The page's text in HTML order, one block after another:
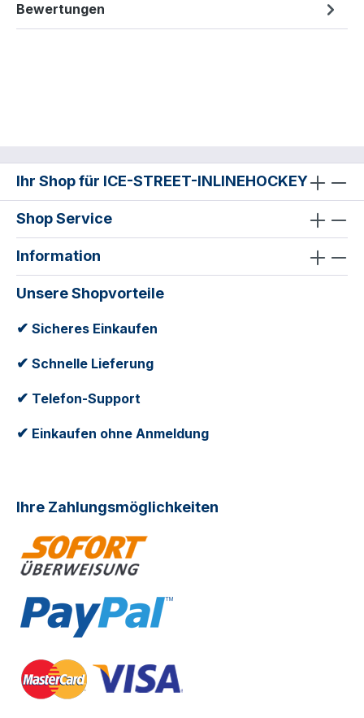
Bewertungen
Ihr Shop für ICE-STREET-INLINEHOCKEY
Shop Service
Information
Unsere Shopvorteile
✔ Sicheres Einkaufen
✔ Schnelle Lieferung
✔ Telefon-Support
✔ Einkaufen ohne Anmeldung
Ihre Zahlungsmöglichkeiten